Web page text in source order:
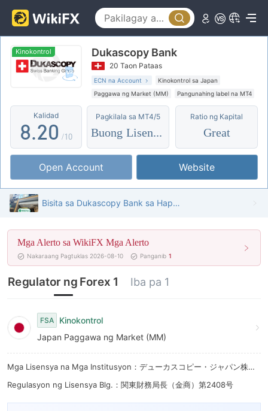
Kinokontrol Dukascopy Bank
20 Taon Pataas
ECN na Account
Kinokontrol sa Japan
Paggawa ng Market (MM)
Pangunahing label na MT4
Pandaigdigang negosyo
Mataas na potensyal na peligro
Kalidad
3
4
5
7
8
9
.
1
2
3
4
5
6
7
8
0
1
2
3
4
5
6
7
8
9
/10
Pagkilala sa MT4/5
Buong Lisensya
Ratio ng Kapital
Great
Open Account Website
Bisita sa Dukascopy Bank sa Hapon - Natagpuan ang Opisina
Mga Alerto sa WikiFX Mga Alerto
Nakaraang Pagtuklas 2026-08-10 Panganib 1
Regulator ng Forex 1 Iba pa 1
FSA
Kinokontrol
Japan Paggawa ng Market (MM)
Mga Lisensya na Mga Institusyon：デューカスコピー・ジャパン株式会社
Regulasyon ng Lisensya Blg.：関東財務局長（金商）第2408号